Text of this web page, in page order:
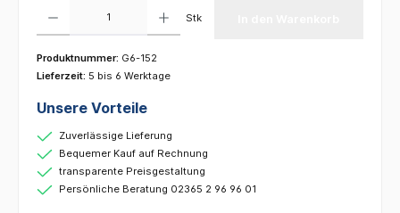
Stk
Produktnummer: G6-152
Lieferzeit: 5 bis 6 Werktage
Unsere Vorteile
Zuverlässige Lieferung
Bequemer Kauf auf Rechnung
transparente Preisgestaltung
Persönliche Beratung 02365 2 96 96 01